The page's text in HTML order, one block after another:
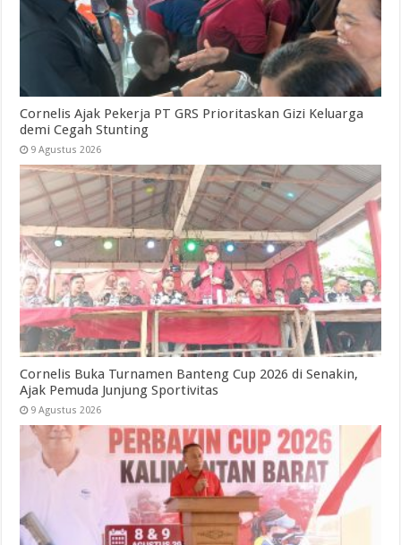
Cornelis Ajak Pekerja PT GRS Prioritaskan Gizi Keluarga
demi Cegah Stunting
9 Agustus 2026
Cornelis Buka Turnamen Banteng Cup 2026 di Senakin,
Ajak Pemuda Junjung Sportivitas
9 Agustus 2026